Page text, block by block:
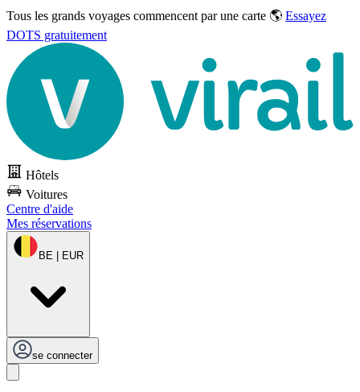
Tous les grands voyages commencent par une carte 🌎 Essayez
DOTS gratuitement
Hôtels
Voitures
Centre d'aide
Mes réservations
BE | EUR
se connecter